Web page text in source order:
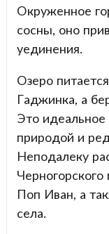
Окруженное
сосны, оно
уединения.
Озеро
Гаджинка, а
Это
природой и
Неподалеку
Черногорского
Поп Иван, а
села.